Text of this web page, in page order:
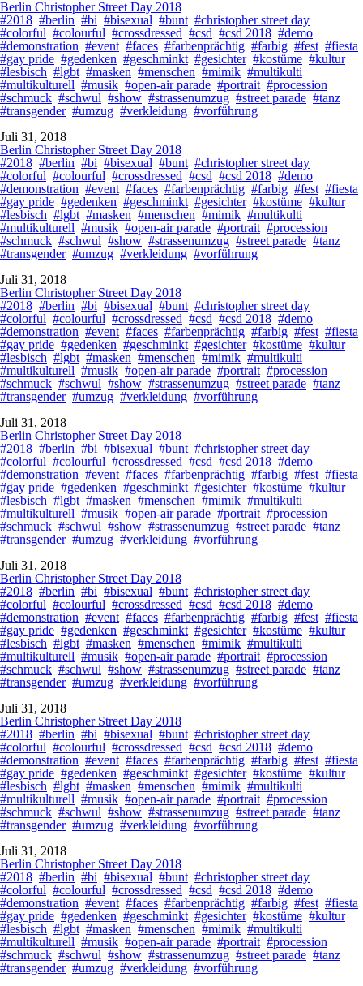
Berlin Christopher Street Day 2018
#2018 #berlin #bi #bisexual #bunt #christopher street day
#colorful #colourful #crossdressed #csd #csd 2018 #demo
#demonstration #event #faces #farbenprächtig #farbig #fest #fiesta
#gay pride #gedenken #geschminkt #gesichter #kostüme #kultur
#lesbisch #lgbt #masken #menschen #mimik #multikulti
#multikulturell #musik #open-air parade #portrait #procession
#schmuck #schwul #show #strassenumzug #street parade #tanz
#transgender #umzug #verkleidung #vorführung
Juli 31, 2018
Berlin Christopher Street Day 2018
#2018 #berlin #bi #bisexual #bunt #christopher street day
#colorful #colourful #crossdressed #csd #csd 2018 #demo
#demonstration #event #faces #farbenprächtig #farbig #fest #fiesta
#gay pride #gedenken #geschminkt #gesichter #kostüme #kultur
#lesbisch #lgbt #masken #menschen #mimik #multikulti
#multikulturell #musik #open-air parade #portrait #procession
#schmuck #schwul #show #strassenumzug #street parade #tanz
#transgender #umzug #verkleidung #vorführung
Juli 31, 2018
Berlin Christopher Street Day 2018
#2018 #berlin #bi #bisexual #bunt #christopher street day
#colorful #colourful #crossdressed #csd #csd 2018 #demo
#demonstration #event #faces #farbenprächtig #farbig #fest #fiesta
#gay pride #gedenken #geschminkt #gesichter #kostüme #kultur
#lesbisch #lgbt #masken #menschen #mimik #multikulti
#multikulturell #musik #open-air parade #portrait #procession
#schmuck #schwul #show #strassenumzug #street parade #tanz
#transgender #umzug #verkleidung #vorführung
Juli 31, 2018
Berlin Christopher Street Day 2018
#2018 #berlin #bi #bisexual #bunt #christopher street day
#colorful #colourful #crossdressed #csd #csd 2018 #demo
#demonstration #event #faces #farbenprächtig #farbig #fest #fiesta
#gay pride #gedenken #geschminkt #gesichter #kostüme #kultur
#lesbisch #lgbt #masken #menschen #mimik #multikulti
#multikulturell #musik #open-air parade #portrait #procession
#schmuck #schwul #show #strassenumzug #street parade #tanz
#transgender #umzug #verkleidung #vorführung
Juli 31, 2018
Berlin Christopher Street Day 2018
#2018 #berlin #bi #bisexual #bunt #christopher street day
#colorful #colourful #crossdressed #csd #csd 2018 #demo
#demonstration #event #faces #farbenprächtig #farbig #fest #fiesta
#gay pride #gedenken #geschminkt #gesichter #kostüme #kultur
#lesbisch #lgbt #masken #menschen #mimik #multikulti
#multikulturell #musik #open-air parade #portrait #procession
#schmuck #schwul #show #strassenumzug #street parade #tanz
#transgender #umzug #verkleidung #vorführung
Juli 31, 2018
Berlin Christopher Street Day 2018
#2018 #berlin #bi #bisexual #bunt #christopher street day
#colorful #colourful #crossdressed #csd #csd 2018 #demo
#demonstration #event #faces #farbenprächtig #farbig #fest #fiesta
#gay pride #gedenken #geschminkt #gesichter #kostüme #kultur
#lesbisch #lgbt #masken #menschen #mimik #multikulti
#multikulturell #musik #open-air parade #portrait #procession
#schmuck #schwul #show #strassenumzug #street parade #tanz
#transgender #umzug #verkleidung #vorführung
Juli 31, 2018
Berlin Christopher Street Day 2018
#2018 #berlin #bi #bisexual #bunt #christopher street day
#colorful #colourful #crossdressed #csd #csd 2018 #demo
#demonstration #event #faces #farbenprächtig #farbig #fest #fiesta
#gay pride #gedenken #geschminkt #gesichter #kostüme #kultur
#lesbisch #lgbt #masken #menschen #mimik #multikulti
#multikulturell #musik #open-air parade #portrait #procession
#schmuck #schwul #show #strassenumzug #street parade #tanz
#transgender #umzug #verkleidung #vorführung